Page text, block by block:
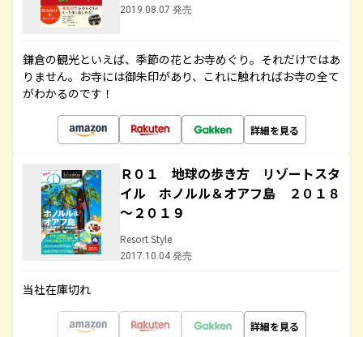
2019.08.07 発売
鎌倉の観光といえば、季節の花とお寺めぐり。それだけではあ
りません。お寺には御朱印があり、これに触れればお寺の全て
がわかるのです！
詳細を見る
Ｒ０１ 地球の歩き方 リゾートスタ
イル ホノルル＆オアフ島 ２０１８
～２０１９
Resort Style
2017.10.04 発売
当社在庫切れ
詳細を見る